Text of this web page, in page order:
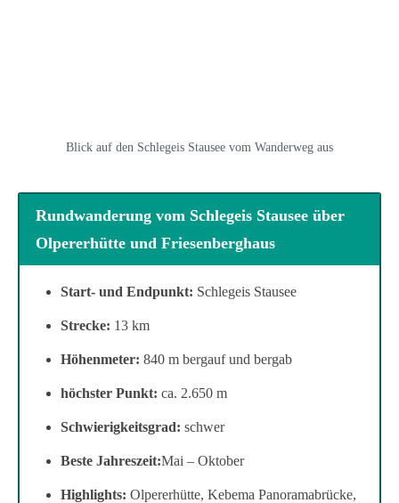
Blick auf den Schlegeis Stausee vom Wanderweg aus
Rundwanderung vom Schlegeis Stausee über
Olpererhütte und Friesenberghaus
Start- und Endpunkt: Schlegeis Stausee
Strecke: 13 km
Höhenmeter: 840 m bergauf und bergab
höchster Punkt: ca. 2.650 m
Schwierigkeitsgrad: schwer
Beste Jahreszeit:Mai – Oktober
Highlights: Olpererhütte, Kebema Panoramabrücke,